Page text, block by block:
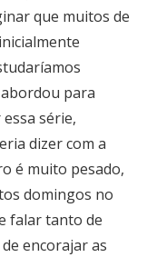
que muitos de
para
série,
dizer com a
é muito pesado,
domingos no
falar tanto de
encorajar as